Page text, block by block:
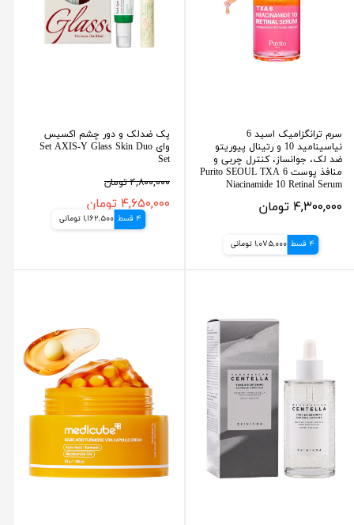
سرم ترانگزامیک اسید 6
نیاسینامید 10 و رتینال پیوریتو
ضد لک، جوانساز، کنترل چربی و
منافذ پوست Purito SEOUL TXA 6
Niacinamide 10 Retinal Serum
۴,۳۰۰,۰۰۰ تومان
4 قسط 1,075,000 تومانی
پک ضدلک و دور چشم اکسیس
وای Set AXIS-Y Glass Skin Duo
Set
۴,۸۰۰,۰۰۰ تومان
۴,۶۵۰,۰۰۰ تومان
4 قسط 1,162,500 تومانی